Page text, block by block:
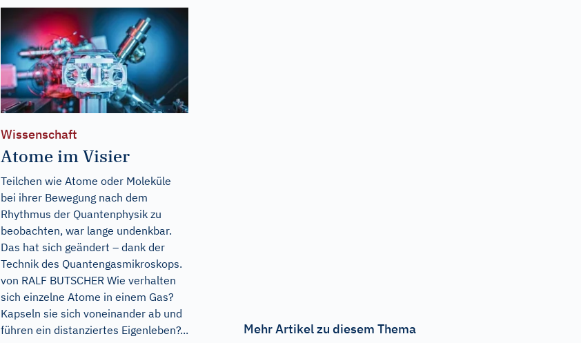
Wissenschaft
Atome im Visier
Teilchen wie Atome oder Moleküle
bei ihrer Bewegung nach dem
Rhythmus der Quantenphysik zu
beobachten, war lange undenkbar.
Das hat sich geändert – dank der
Technik des Quantengasmikroskops.
von RALF BUTSCHER Wie verhalten
sich einzelne Atome in einem Gas?
Kapseln sie sich voneinander ab und
führen ein distanziertes Eigenleben?...
Mehr Artikel zu diesem Thema